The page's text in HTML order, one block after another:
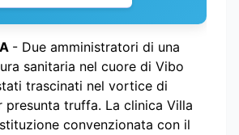
- Due amministratori di una
sanitaria nel cuore di Vibo
trascinati nel vortice di
presunta truffa. La clinica Villa
convenzionata con il